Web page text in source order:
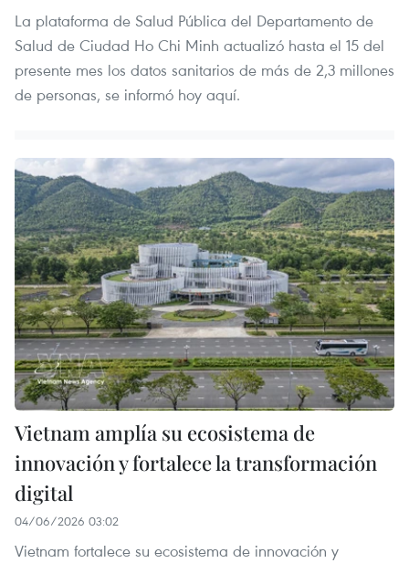
La plataforma de Salud Pública del Departamento de
Salud de Ciudad Ho Chi Minh actualizó hasta el 15 del
presente mes los datos sanitarios de más de 2,3 millones
de personas, se informó hoy aquí.
Vietnam amplía su ecosistema de
innovación y fortalece la transformación
digital
04/06/2026 03:02
Vietnam fortalece su ecosistema de innovación y